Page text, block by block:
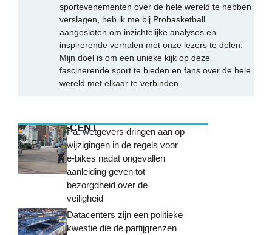
sportevenementen over de hele wereld te hebben
verslagen, heb ik me bij Probasketball
aangesloten om inzichtelijke analyses en
inspirerende verhalen met onze lezers te delen.
Mijn doel is om een unieke kijk op deze
fascinerende sport te bieden en fans over de hele
wereld met elkaar te verbinden.
MEEST RECENTPa. wetgevers dringen aan op
wijzigingen in de regels voor
e-bikes nadat ongevallen
aanleiding geven tot
bezorgdheid over de
veiligheid
Datacenters zijn een politieke
kwestie die de partijgrenzen